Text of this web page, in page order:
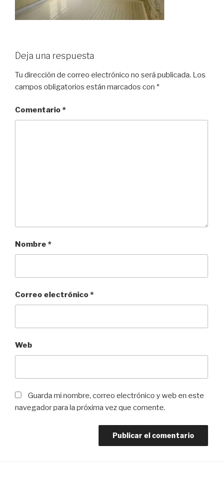
Deja una respuesta
Tu dirección de correo electrónico no será publicada. Los
campos obligatorios están marcados con *
Comentario *
Nombre *
Correo electrónico *
Web
Guarda mi nombre, correo electrónico y web en este
navegador para la próxima vez que comente.